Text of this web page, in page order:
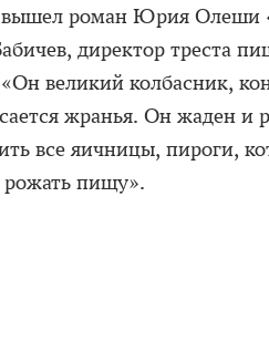
роман Юрия Олеши
директор треста
великий колбасник,
жранья. Он жаден и
все яичницы, пироги,
рожать пищу».